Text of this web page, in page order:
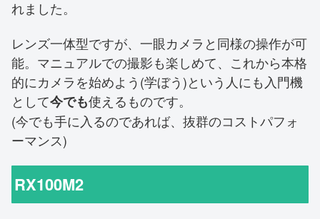
れました。
レンズ一体型ですが、一眼カメラと同様の操作が可
能。マニュアルでの撮影も楽しめて、これから本格
的にカメラを始めよう(学ぼう)という人にも入門機
として今でも使えるものです。
(今でも手に入るのであれば、抜群のコストパフォ
ーマンス)
RX100M2